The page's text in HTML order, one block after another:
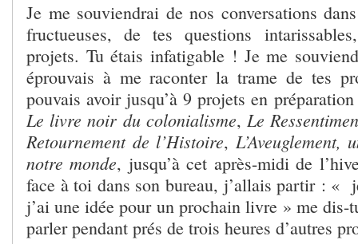
Je me souviendrai de nos conversations
fructueuses, de tes questions
projets. Tu étais infatigable ! Je me
éprouvais à me raconter la trame de tes
pouvais avoir jusqu’à 9 projets en
Le livre noir du colonialisme,Le
Retournement de l’Histoire,
notre monde, jusqu’à cet après-midi de
face à toi dans son bureau, j’allais partir : «
j’ai une idée pour un prochain livre » me
parler pendant prés de trois heures d’autres